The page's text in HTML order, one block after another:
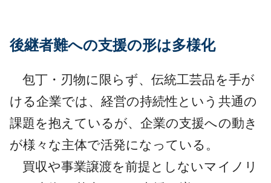
後継者難への支援の形は多様化
包丁・刃物に限らず、伝統工芸品を手が
ける企業では、経営の持続性という共通の
課題を抱えているが、企業の支援への動き
が様々な主体で活発になっている。
買収や事業譲渡を前提としないマイノリ